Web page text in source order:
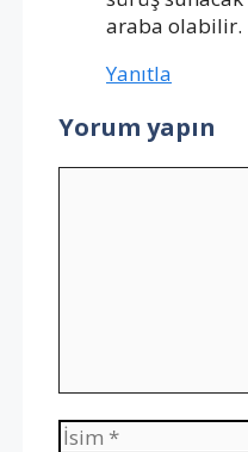
araba olabilir.
Yanıtla
Yorum yapın
İsim